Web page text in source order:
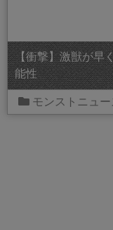
【衝撃】激獣が早
能性
モンストニュー